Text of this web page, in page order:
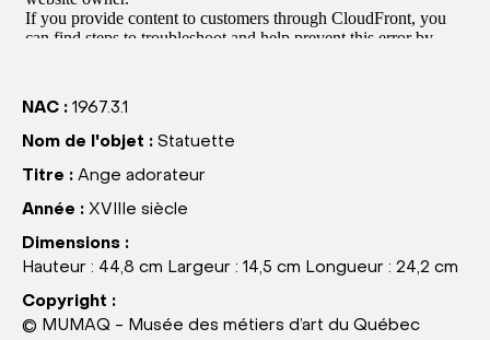
NAC : 1967.3.1
Nom de l'objet : Statuette
Titre : Ange adorateur
Année : XVIIIe siècle
Dimensions :
Hauteur : 44,8 cm Largeur : 14,5 cm Longueur : 24,2 cm
Copyright :
© MUMAQ - Musée des métiers d’art du Québec